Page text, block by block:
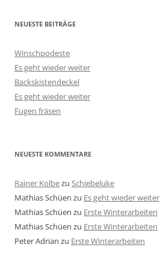
NEUESTE BEITRÄGE
Winschpodeste
Es geht wieder weiter
Backskistendeckel
Es geht wieder weiter
Fugen fräsen
NEUESTE KOMMENTARE
Rainer Kolbezu Schiebeluke
Mathias Schüen zu Es geht wieder weiter
Mathias Schüen zu Erste Winterarbeiten
Mathias Schüen zu Erste Winterarbeiten
Peter Adrian zu Erste Winterarbeiten